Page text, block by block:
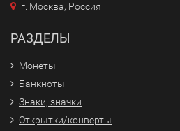
г. Москва, Россия
РАЗДЕЛЫ
Монеты
Банкноты
Знаки, значки
Открытки/конверты